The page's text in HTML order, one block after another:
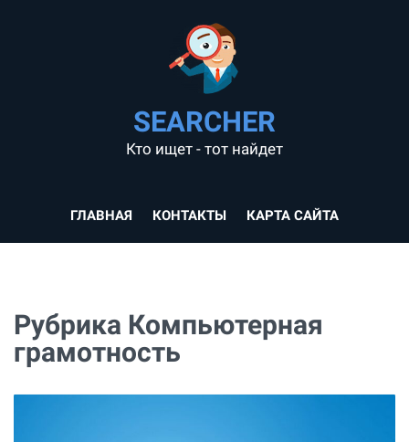
SEARCHER
Кто ищет - тот найдет
ГЛАВНАЯ КОНТАКТЫ КАРТА САЙТА
Рубрика Компьютерная
грамотность